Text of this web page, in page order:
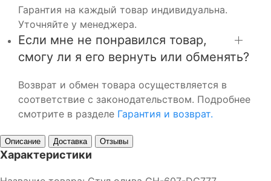
Гарантия на каждый товар индивидуальна.
Уточняйте у менеджера.
Если мне не понравился товар,
смогу ли я его вернуть или обменять?
Возврат и обмен товара осуществляется в
соответствие с законодательством. Подробнее
смотрите в разделе Гарантия и возврат.
Описание Доставка Отзывы
Характеристики